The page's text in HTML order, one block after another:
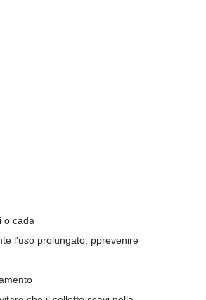
o cada
l'uso prolungato, pprevenire